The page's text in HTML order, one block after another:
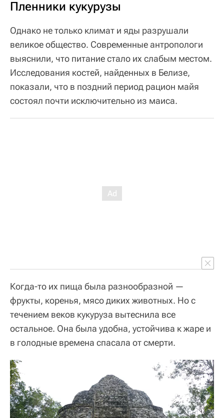
Пленники кукурузы
Однако не только климат и яды разрушали
великое общество. Современные антропологи
выяснили, что питание стало их слабым местом.
Исследования костей, найденных в Белизе,
показали, что в поздний период рацион майя
состоял почти исключительно из маиса.
Когда-то их пища была разнообразной —
фрукты, коренья, мясо диких животных. Но с
течением веков кукуруза вытеснила все
остальное. Она была удобна, устойчива к жаре и
в голодные времена спасала от смерти.